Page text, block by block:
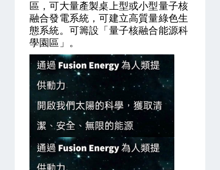
區，可大量產製桌上型或小型量子核
融合發電系統，可建立高質量綠色生
態系統。可籌設「量子核融合能源科
學園區」。